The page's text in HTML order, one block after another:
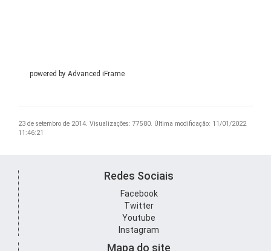
powered by Advanced iFrame
23 de setembro de 2014. Visualizações: 77580. Última modificação: 11/01/2022
11:46:21
Redes Sociais
Facebook
Twitter
Youtube
Instagram
Mapa do site